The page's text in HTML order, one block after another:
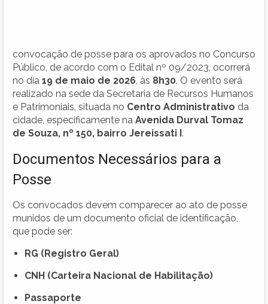
convocação de posse para os aprovados no Concurso
Público, de acordo com o Edital nº 09/2023, ocorrerá
no dia 19 de maio de 2026 , às 8h30. O evento será
realizado na sede da Secretaria de Recursos Humanos
e Patrimoniais, situada no Centro Administrativo da
cidade, especificamente na Avenida Durval Tomaz
de Souza, nº 150, bairro Jereissati I.
Documentos Necessários para a
Posse
Os convocados devem comparecer ao ato de posse
munidos de um documento oficial de identificação,
que pode ser:
RG (Registro Geral)
CNH (Carteira Nacional de Habilitação)
Passaporte